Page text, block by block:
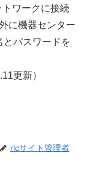
ワークに接続
に機器センター
とパスワードを
更新）
rlcサイト管理者